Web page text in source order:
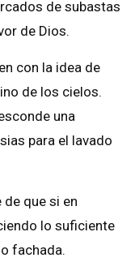
de subastas
de Dios.
con la idea de
de los cielos.
una
para el lavado
que si en
lo suficiente
fachada.